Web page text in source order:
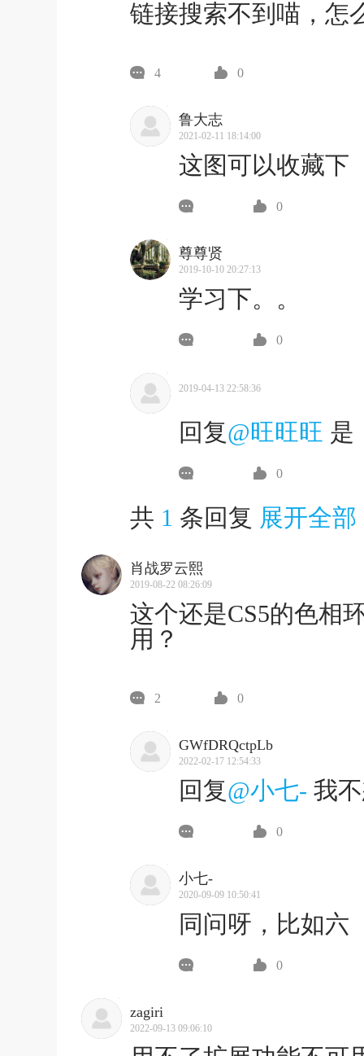
链接搜索不到喵，怎
4 0
鲁大志
2021-02-11 18:14:00
这图可以收藏下
0
尊尊贤
2019-10-10 20:27:13
学习下。。
0
2019-04-13 22:58:36
回复@旺旺旺 是
0
共 1 条回复 展开全部
肖战罗云熙
2019-08-22 08:26:09
这个还是CS5的色相
用？
2 0
GWfDRQctpLb
2022-02-17 12:54:33
回复@小七- 我
0
小七-
2020-09-09 10:50:41
同问呀，比如六
0
zagiri
2022-09-13 09:06:10